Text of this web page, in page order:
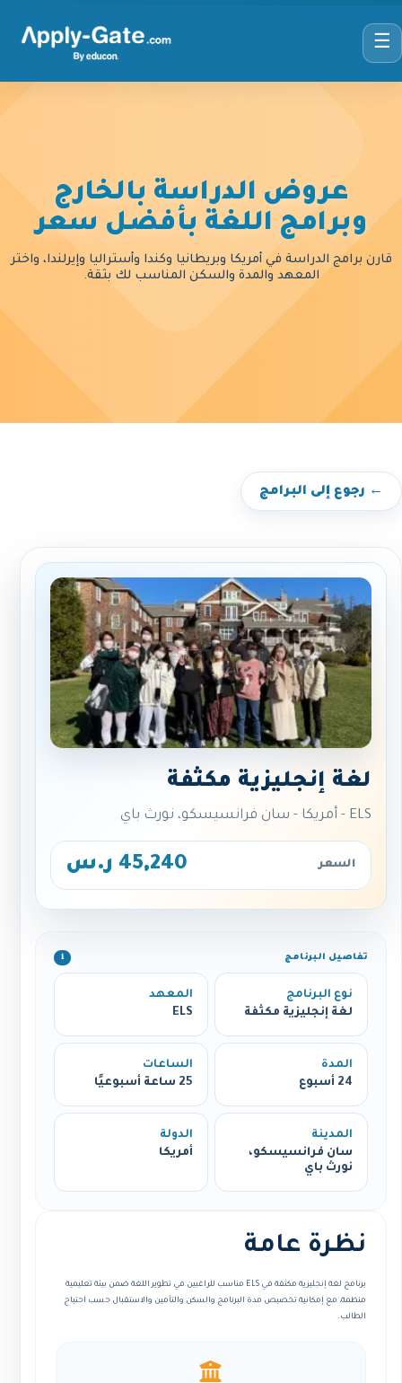
☰
عروض الدراسة بالخارج
وبرامج اللغة بأفضل سعر
قارن برامج الدراسة في أمريكا وبريطانيا وكندا وأستراليا وإيرلندا، واختر
المعهد والمدة والسكن المناسب لك بثقة.
← رجوع إلى البرامج
لغة إنجليزية مكثفة
ELS - أمريكا - سان فرانسيسكو، نورث باي
السعر 45,240 ر.س
تفاصيل البرنامج ℹ️
نوع البرنامج
لغة إنجليزية مكثفة
المعهد
ELS
المدة
24 أسبوع
الساعات
25 ساعة أسبوعيًا
المدينة
سان فرانسيسكو،
نورث باي
الدولة
أمريكا
نظرة عامة
برنامج لغة إنجليزية مكثفة في ELS مناسب للراغبين في تطوير اللغة ضمن بيئة تعليمية
منظمة، مع إمكانية تخصيص مدة البرنامج والسكن والتأمين والاستقبال حسب احتياج
الطالب.